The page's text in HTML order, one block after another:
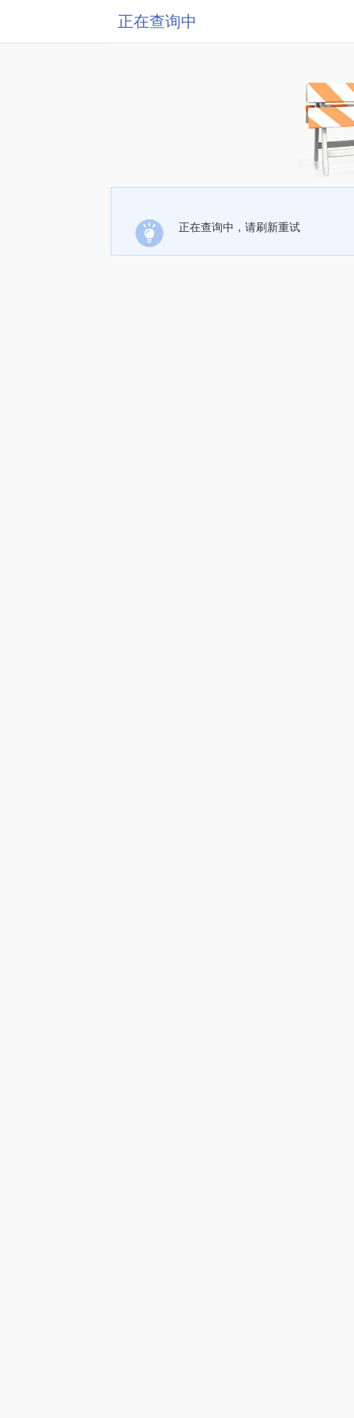
正在查询中
正在查询中，请刷新重试